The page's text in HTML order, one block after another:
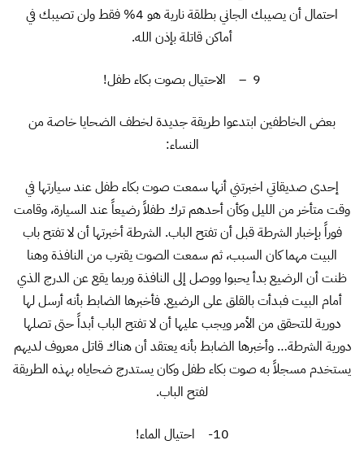
احتمال أن يصيبك الجاني بطلقة نارية هو 4% فقط ولن تصيبك في
أماكن قاتلة بإذن الله.
9 – الاحتيال بصوت بكاء طفل!
بعض الخاطفين ابتدعوا طريقة جديدة لخطف الضحايا خاصة من
النساء:
إحدى صديقاتي اخبرتني أنها سمعت صوت بكاء طفل عند سيارتها في
وقت متأخر من الليل وكأن أحدهم ترك طفلاً رضيعاً عند السيارة، وقامت
فوراً بإخبار الشرطة قبل أن تفتح الباب. الشرطة أخبرتها أن لا تفتح باب
البيت مهما كان السبب، ثم سمعت الصوت يقترب من النافذة وهنا
ظنت أن الرضيع بدأ يحبوا ووصل إلى النافذة وربما يقع عن الدرج الذي
أمام البيت فبدأت بالقلق على الرضيع. فأخبرها الضابط بأنه أرسل لها
دورية للتحقق من الأمر ويجب عليها أن لا تفتح الباب أبداً حتى تصلها
دورية الشرطة… وأخبرها الضابط بأنه يعتقد أن هناك قاتل معروف لديهم
يستخدم مسجلاً به صوت بكاء طفل وكان يستدرج ضحاياه بهذه الطريقة
لفتح الباب.
10- احتيال الماء!